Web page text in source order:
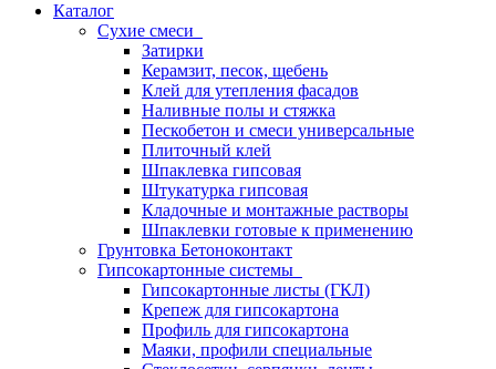
Каталог
Сухие смеси
Затирки
Керамзит, песок, щебень
Клей для утепления фасадов
Наливные полы и стяжка
Пескобетон и смеси универсальные
Плиточный клей
Шпаклевка гипсовая
Штукатурка гипсовая
Кладочные и монтажные растворы
Шпаклевки готовые к применению
Грунтовка Бетоноконтакт
Гипсокартонные системы
Гипсокартонные листы (ГКЛ)
Крепеж для гипсокартона
Профиль для гипсокартона
Маяки, профили специальные